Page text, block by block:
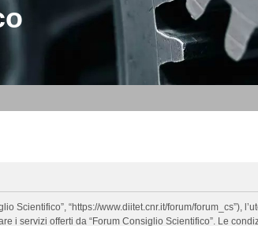
Scientifico”, “https://www.diitet.cnr.it/forum/
i servizi offerti da “Forum Consiglio Scientifico”. Le